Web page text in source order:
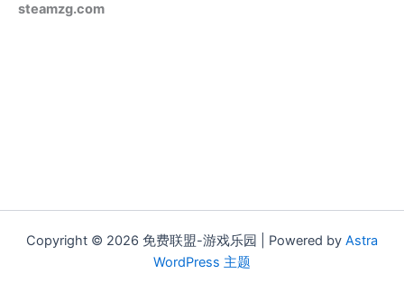
steamzg.com
Copyright © 2026 免费联盟-游戏乐园 | Powered by Astra
WordPress 主题